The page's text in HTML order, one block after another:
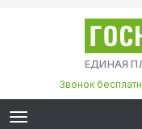
ЕДИНАЯ
Звонок